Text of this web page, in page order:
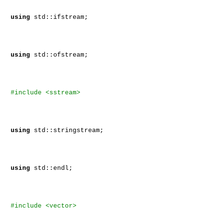
using std::ifstream;
using std::ofstream;
#include <sstream>
using std::stringstream;
using std::endl;
#include <vector>